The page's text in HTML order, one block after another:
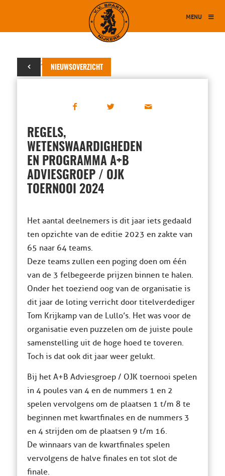
MENU
NIEUWSOVERZICHT
18 juni 2024
REGELS,
WETENSWAARDIGHEDEN
EN PROGRAMMA A+B
ADVIESGROEP / OJK
TOERNOOI 2024
Het aantal deelnemers is dit jaar iets gedaald
ten opzichte van de editie 2023 en zakte van
65 naar 64 teams.
Deze teams zullen een poging doen om één
van de 3 felbegeerde prijzen binnen te halen.
Onder het toeziend oog van de organisatie is
dit jaar de loting verricht door titelverdediger
Tom Krijkamp van de Lullo’s. Het was voor de
organisatie even puzzelen om de juiste poule
samenstelling uit de hoge hoed te toveren.
Toch is dat ook dit jaar weer gelukt.
Bij het A+B Adviesgroep / OJK toernooi spelen
in 4 poules van 4 en de nummers 1 en 2
spelen vervolgens om de plaatsen 1 t/m 8 te
beginnen met kwartfinales en de nummers 3
en 4 strijden om de plaatsen 9 t/m 16.
De winnaars van de kwartfinales spelen
vervolgens de halve finales en tot slot de
finale.